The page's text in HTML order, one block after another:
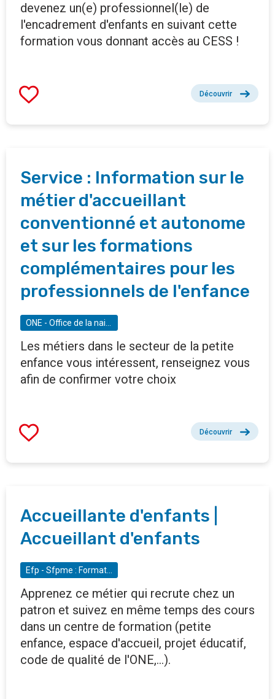
devenez un(e) professionnel(le) de
l'encadrement d'enfants en suivant cette
formation vous donnant accès au CESS !
Découvrir
Service : Information sur le
métier d'accueillant
conventionné et autonome
et sur les formations
complémentaires pour les
professionnels de l'enfance
Les métiers dans le secteur de la petite
enfance vous intéressent, renseignez vous
afin de confirmer votre choix
Découvrir
Accueillante d'enfants |
Accueillant d'enfants
Apprenez ce métier qui recrute chez un
patron et suivez en même temps des cours
dans un centre de formation (petite
enfance, espace d'accueil, projet éducatif,
code de qualité de l'ONE,...).